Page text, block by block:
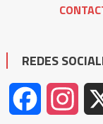
REDES
Facebook